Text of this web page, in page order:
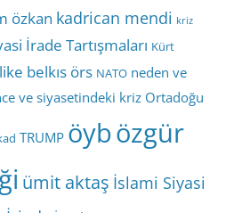
özkan kadrican mendi kriz
İrade Tartışmaları Kürt
belkıs örs NATO neden ve
ve siyasetindeki kriz Ortadoğu
TRUMP öybözgür
ümit aktaş İslami Siyasi